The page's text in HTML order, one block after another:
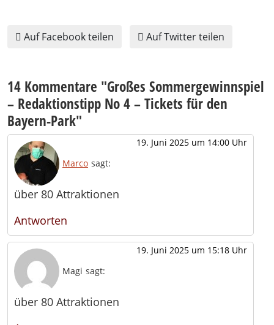
Auf Facebook teilen Auf Twitter teilen
14 Kommentare "Großes Sommergewinnspiel
– Redaktionstipp No 4 – Tickets für den
Bayern-Park"
Marco sagt:
19. Juni 2025 um 14:00 Uhr
über 80 Attraktionen
Antworten
Magi sagt:
19. Juni 2025 um 15:18 Uhr
über 80 Attraktionen